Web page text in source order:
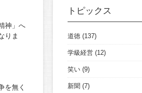
神」へ
りま
を無く
トピックス
道徳 (137)
学級経営 (12)
笑い (9)
新聞 (7)